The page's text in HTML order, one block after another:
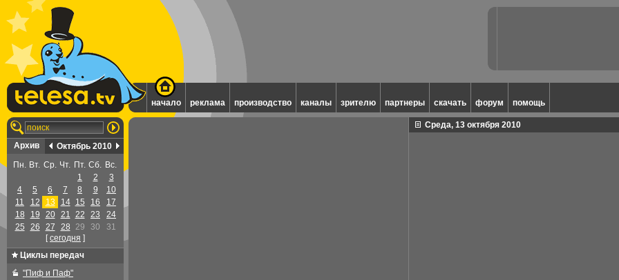
начало реклама производство каналы зрителю партнеры скачать форум помощь
Архив
Октябрь 2010
Пн. Вт. Ср. Чт. Пт. Сб. Вс.
1
2
3
4
5 6 7 8 9
10
11
12 13 14 15 16
17
18
19 20 21 22 23
24
25
26 27 28 29 30
31
[cегодня ]
Циклы передач
"Пиф и Паф"
Среда, 13 октября 2010